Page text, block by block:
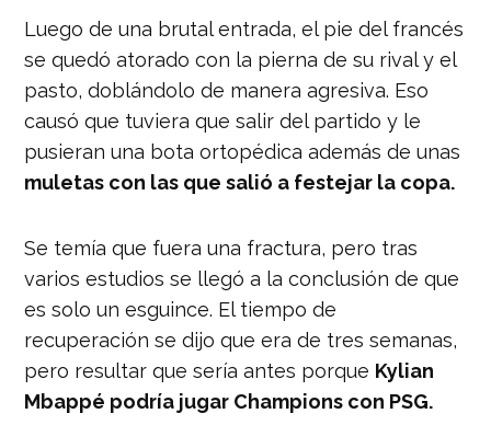
Luego de una brutal entrada, el pie del francés
se quedó atorado con la pierna de su rival y el
pasto, doblándolo de manera agresiva. Eso
causó que tuviera que salir del partido y le
pusieran una bota ortopédica además de unas
muletas con las que salió a festejar la copa.
Se temía que fuera una fractura, pero tras
varios estudios se llegó a la conclusión de que
es solo un esguince. El tiempo de
recuperación se dijo que era de tres semanas,
pero resultar que sería antes porque Kylian
Mbappé podría jugar Champions con PSG.